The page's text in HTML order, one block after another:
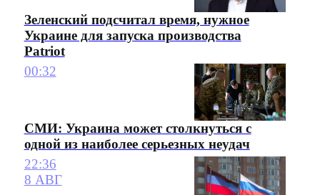
Зеленский подсчитал время, нужное
Украине для запуска производства
Patriot
00:32
СМИ: Украина может столкнуться с
одной из наиболее серьезных неудач
22:36
8 АВГ